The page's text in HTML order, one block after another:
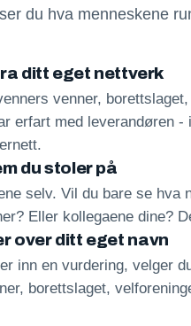
du hva menneskene
ditt eget nettverk
venner,
erfart med leverandøren -
du stoler på
selv. Vil du bare se hva
Eller kollegaene dine?
over ditt eget navn
inn en vurdering, velger
borettslaget,